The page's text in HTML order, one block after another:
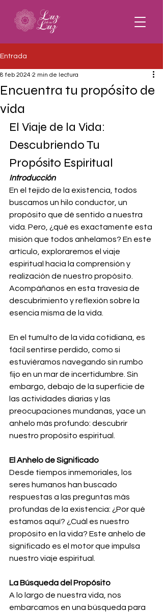
Entrada
Encuentra tu propósito de
vida
8 feb 2024 2 min de lectura
El Viaje de la Vida:
Descubriendo Tu
Propósito Espiritual
Introducción
En el tejido de la existencia, todos
buscamos un hilo conductor, un
propósito que dé sentido a nuestra
vida. Pero, ¿qué es exactamente esta
misión que todos anhelamos? En este
artículo, exploraremos el viaje
espiritual hacia la comprensión y
realización de nuestro propósito.
Acompáñanos en esta travesía de
descubrimiento y reflexión sobre la
esencia misma de la vida.
En el tumulto de la vida cotidiana, es
fácil sentirse perdido, como si
estuviéramos navegando sin rumbo
fijo en un mar de incertidumbre. Sin
embargo, debajo de la superficie de
las actividades diarias y las
preocupaciones mundanas, yace un
anhelo más profundo: descubrir
nuestro propósito espiritual.
El Anhelo de Significado
Desde tiempos inmemoriales, los
seres humanos han buscado
respuestas a las preguntas más
profundas de la existencia: ¿Por qué
estamos aquí? ¿Cuál es nuestro
propósito en la vida? Este anhelo de
significado es el motor que impulsa
nuestro viaje espiritual.
La Búsqueda del Propósito
A lo largo de nuestra vida, nos
embarcamos en una búsqueda para